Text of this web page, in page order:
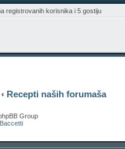
registrovanih korisnika i 5 gostiju
‹ Recepti naših forumaša
Group